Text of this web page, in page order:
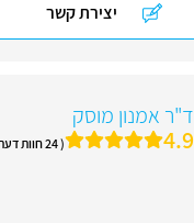
יצירת קשר
ד"ר אמנון מוסק
4.9 ( 24 חוות דעת )